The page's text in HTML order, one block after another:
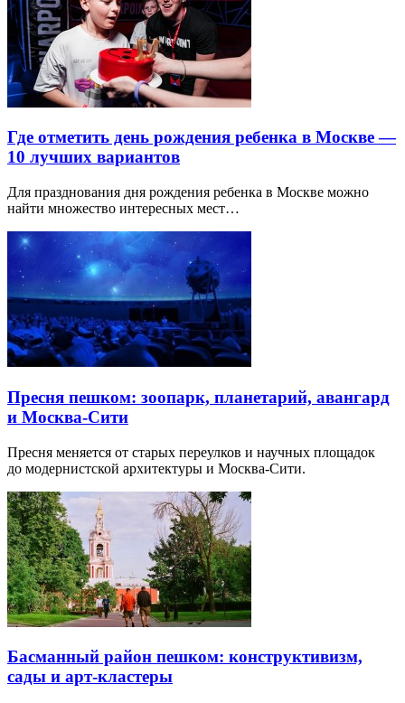
Где отметить день рождения ребенка в Москве —
10 лучших вариантов
Для празднования дня рождения ребенка в Москве можно
найти множество интересных мест…
Пресня пешком: зоопарк, планетарий, авангард
и Москва-Сити
Пресня меняется от старых переулков и научных площадок
до модернистской архитектуры и Москва-Сити.
Басманный район пешком: конструктивизм,
сады и арт-кластеры